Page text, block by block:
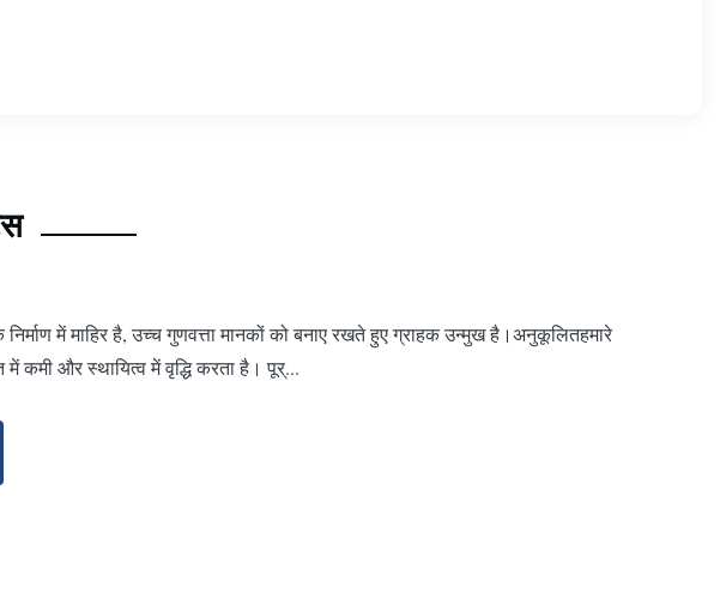
में माहिर है, उच्च गुणवत्ता मानकों को बनाए रखते हुए ग्राहक उन्मुख है।अनुकूलितहमारे
कमी और स्थायित्व में वृद्धि करता है। पूर्...